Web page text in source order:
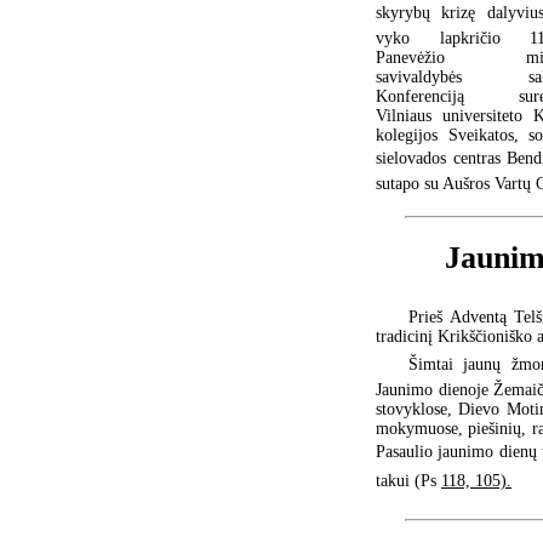
skyrybų krizę
vyko lapkričio
Panevėžio
savivaldybės
Konferenciją
Vilniaus universiteto
kolegijos Sveikatos,
sielovados centras
sutapo su Aušros
Prieš Adventą
tradicinį Krikščioniško
Šimtai jaunų
Jaunimo dienoje
stovyklose, Dievo
mokymuose, piešinių,
Pasaulio jaunimo dienų
takui (Ps 118, 105).